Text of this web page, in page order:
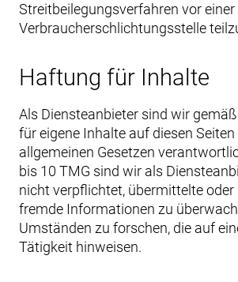
Streitbeilegungsverfahren vor einer
Verbraucherschlichtungsstelle
Haftung für Inhalte
Als Diensteanbieter sind wir
für eigene Inhalte auf diesen
allgemeinen Gesetzen
bis 10 TMG sind wir als
nicht verpflichtet, übermittelte oder
fremde Informationen zu
Umständen zu forschen, die auf
Tätigkeit hinweisen.